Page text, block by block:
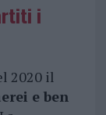
i
2020 il
e ben